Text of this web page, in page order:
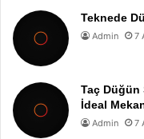
Teknede
Admin 7
Taç
İdeal
Admin 7